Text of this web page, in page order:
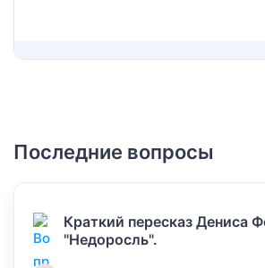
Последние вопросы
Краткий пересказ Дениса
"Недоросль".